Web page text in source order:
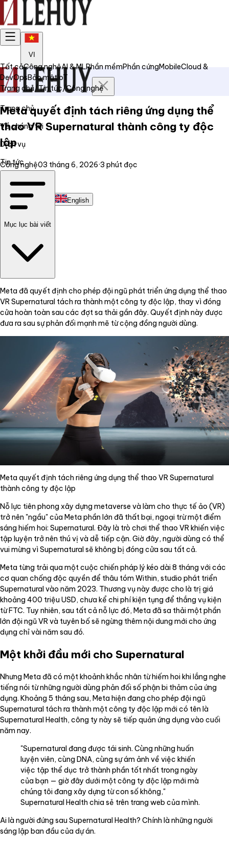
VI
Trang chủ
Về chúng tôi
Dịch vụ
Tin tức
Liên hệ
Tiếng Việt English
Tất cảCông nghệAI & MLPhần mềmPhần cứngMobileCloud &
DevOpsBảo mậtIoT
Trang chủ/Tin tức/Công nghệ
Meta quyết định tách riêng ứng dụng thể
thao VR Supernatural thành công ty độc
lập
Công nghệ03 tháng 6, 2026·3 phút đọc
Mục lục bài viết
Meta đã quyết định cho phép đội ngũ phát triển ứng dụng thể thao
VR Supernatural tách ra thành một công ty độc lập, thay vì đóng
cửa hoàn toàn sau các đợt sa thải gần đây. Quyết định này được
đưa ra sau sự phản đối mạnh mẽ từ cộng đồng người dùng.
Meta quyết định tách riêng ứng dụng thể thao VR Supernatural
thành công ty độc lập
Nỗ lực tiên phong xây dựng metaverse và làm cho thực tế ảo (VR)
trở nên "ngầu" của Meta phần lớn đã thất bại, ngoại trừ một điểm
sáng hiếm hoi: Supernatural. Đây là trò chơi thể thao VR khiến việc
tập luyện trở nên thú vị và dễ tiếp cận. Giờ đây, người dùng có thể
vui mừng vì Supernatural sẽ không bị đóng cửa sau tất cả.
Meta từng trải qua một cuộc chiến pháp lý kéo dài 8 tháng với các
cơ quan chống độc quyền để thâu tóm Within, studio phát triển
Supernatural vào năm 2023. Thương vụ này được cho là trị giá
khoảng 400 triệu USD, chưa kể chi phí kiện tụng để thắng vụ kiện
từ FTC. Tuy nhiên, sau tất cả nỗ lực đó, Meta đã sa thải một phần
lớn đội ngũ VR và tuyên bố sẽ ngừng thêm nội dung mới cho ứng
dụng chỉ vài năm sau đó.
Một khởi đầu mới cho Supernatural
Nhưng Meta đã có một khoảnh khắc nhân từ hiếm hoi khi lắng nghe
tiếng nói từ những người dùng phản đối số phận bi thảm của ứng
dụng. Khoảng 5 tháng sau, Meta hiện đang cho phép đội ngũ
Supernatural tách ra thành một công ty độc lập mới có tên là
Supernatural Health, công ty này sẽ tiếp quản ứng dụng vào cuối
năm nay.
"Supernatural đang được tái sinh. Cùng những huấn
luyện viên, cùng DNA, cùng sự ám ảnh về việc khiến
việc tập thể dục trở thành phần tốt nhất trong ngày
của bạn — giờ đây dưới một công ty độc lập mới mà
chúng tôi đang xây dựng từ con số không,"
Supernatural Health chia sẻ trên trang web của mình.
Ai là người đứng sau Supernatural Health? Chính là những người
sáng lập ban đầu của dự án.